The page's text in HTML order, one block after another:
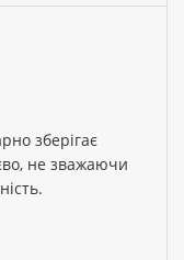
зберігає
не зважаючи